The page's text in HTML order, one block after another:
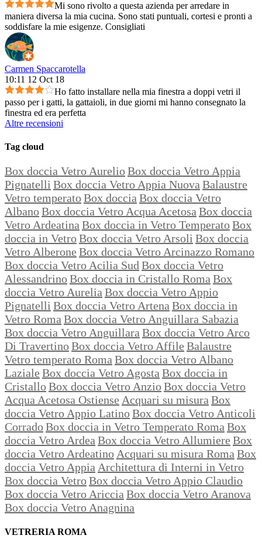
Mi sono rivolto a questa azienda per arredare in
maniera diversa la mia cucina. Sono stati puntuali, cortesi e pronti a
soddisfare la mie esigenze. Consigliati
Carmen Spaccarotella
10:11 12 Oct 18
Ho fatto installare nella mia finestra a doppi vetri il
passo per i gatti, la gattaioli, in due giorni mi hanno consegnato la
finestra ed era perfetta
Altre recensioni
Tag cloud
Box doccia Vetro AurelioBox doccia Vetro Appia
Pignatelli Box doccia Vetro Appia Nuova Balaustre
Vetro temperatoBox doccia Box doccia Vetro
AlbanoBox doccia Vetro Acqua Acetosa Box doccia
Vetro Ardeatina Box doccia in Vetro TemperatoBox
doccia in VetroBox doccia Vetro Arsoli Box doccia
Vetro Alberone Box doccia Vetro Arcinazzo Romano
Box doccia Vetro Acilia Sud Box doccia Vetro
AlessandrinoBox doccia in Cristallo Roma Box
doccia Vetro Aurelia Box doccia Vetro Appio
Pignatelli Box doccia Vetro Artena Box doccia in
Vetro Roma Box doccia Vetro Anguillara Sabazia
Box doccia Vetro Anguillara Box doccia Vetro Arco
Di TravertinoBox doccia Vetro Affile Balaustre
Vetro temperato Roma Box doccia Vetro Albano
Laziale Box doccia Vetro Agosta Box doccia in
CristalloBox doccia Vetro AnzioBox doccia Vetro
Acqua Acetosa Ostiense Acquari su misura Box
doccia Vetro Appio LatinoBox doccia Vetro Anticoli
CorradoBox doccia in Vetro Temperato Roma Box
doccia Vetro Ardea Box doccia Vetro Allumiere Box
doccia Vetro Ardeatino Acquari su misura Roma Box
doccia Vetro Appia Architettura di Interni in Vetro
Box doccia VetroBox doccia Vetro Appio Claudio
Box doccia Vetro Ariccia Box doccia Vetro Aranova
Box doccia Vetro Anagnina
VETRERIA ROMA